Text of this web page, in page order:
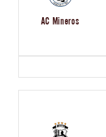
AC Mineros